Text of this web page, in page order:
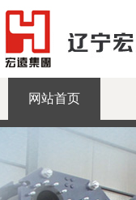
网站首页